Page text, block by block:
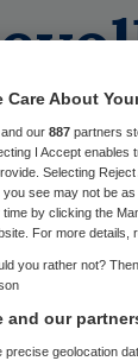
Care About
our 887 partners
I Accept enables
Selecting
you see may not be
time by clicking the
For more details,
you rather not?
and our
precise geolocation